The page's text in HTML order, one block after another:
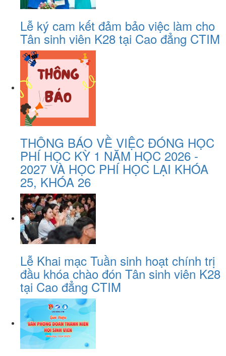
Lễ ký cam kết đảm bảo việc làm cho
Tân sinh viên K28 tại Cao đẳng CTIM
THÔNG BÁO VỀ VIỆC ĐÓNG HỌC
PHÍ HỌC KỲ 1 NĂM HỌC 2026 -
2027 VÀ HỌC PHÍ HỌC LẠI KHÓA
25, KHÓA 26
Lễ Khai mạc Tuần sinh hoạt chính trị
đầu khóa chào đón Tân sinh viên K28
tại Cao đẳng CTIM